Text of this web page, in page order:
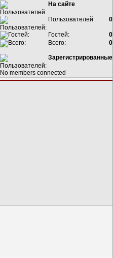
На сайте
Пользователей: 0
Гостей:
0
Всего:
0
Зарегистрированные
No members connected